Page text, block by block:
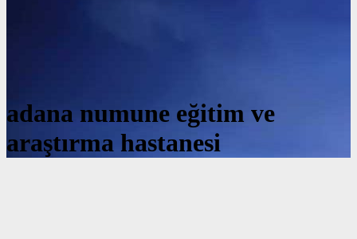
adana numune eğitim ve
araştırma hastanesi